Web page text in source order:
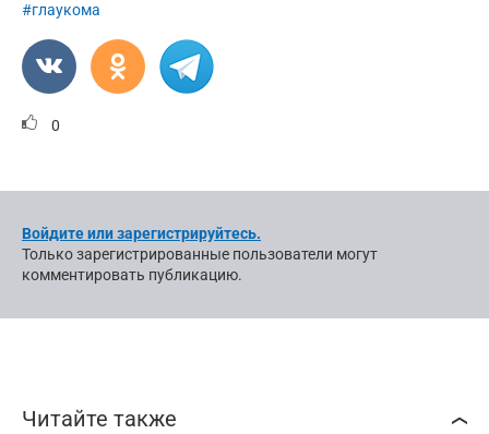
#глаукома
0
Войдите или зарегистрируйтесь.
Только зарегистрированные пользователи могут
комментировать публикацию.
Читайте также